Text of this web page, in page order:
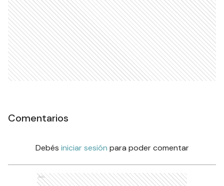
Comentarios
Debés iniciar sesión para poder comentar
Ads